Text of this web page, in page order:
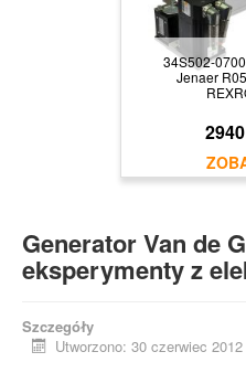
34S502-
Jenaer
Generator Van de
eksperymenty z
Szczegóły
Utworzono: 30 czerwiec 2012